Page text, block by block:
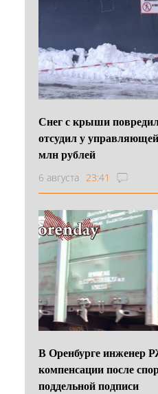
Снег с крыши
отсудил у
млн рублей
6 августа 23:41
В Оренбурге инженер
компенсации после
поддельной подписи